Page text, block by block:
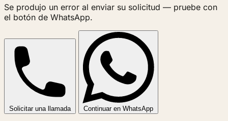
Se produjo un error al enviar su solicitud — pruebe con
el botón de WhatsApp.
Solicitar una llamada Continuar en WhatsApp